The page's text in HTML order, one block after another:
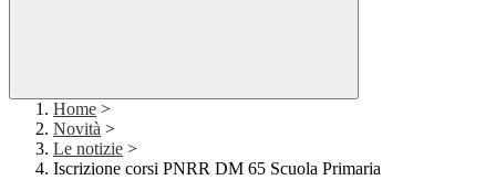
Home >
Novità >
Le notizie >
Iscrizione corsi PNRR DM 65 Scuola Primaria